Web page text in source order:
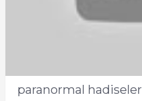
paranormal hadiseler